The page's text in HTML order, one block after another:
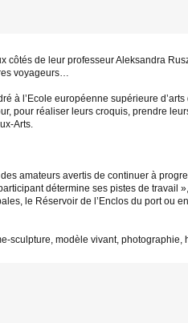
de leur professeur Aleksandra
voyageurs…
à l’Ecole européenne supérieure
pour réaliser leurs croquis, prendre
Arts.
amateurs avertis de continuer à
détermine ses pistes de travail
le Réservoir de l’Enclos du port ou
sculpture, modèle vivant, photographie,